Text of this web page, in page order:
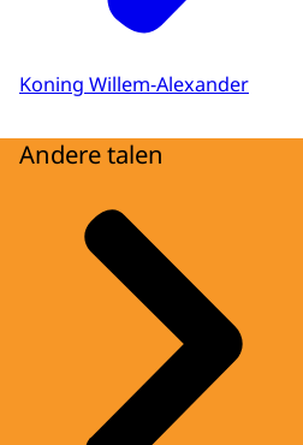
Koning Willem-Alexander
Andere talen